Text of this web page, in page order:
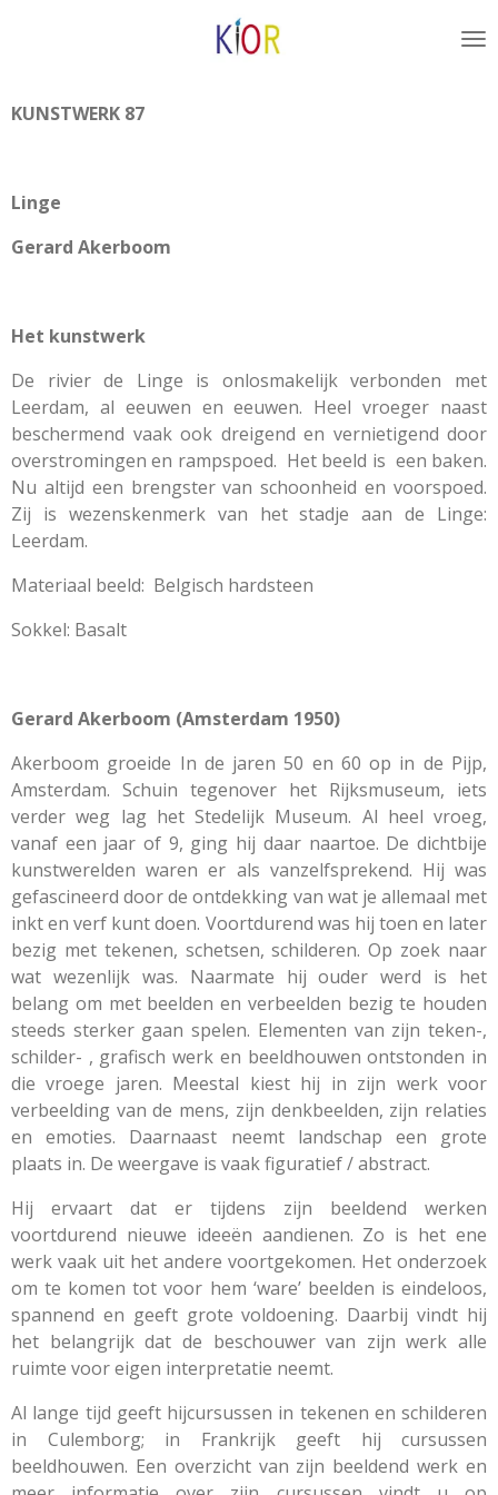
de
KUNSTWERK 87
Linge
Gerard Akerboom
Het kunstwerk
De rivier de Linge is onlosmakelijk verbonden met
Leerdam, al eeuwen en eeuwen. Heel vroeger naast
beschermend vaak ook dreigend en vernietigend door
overstromingen en rampspoed. Het beeld is een baken.
Nu altijd een brengster van schoonheid en voorspoed.
Zij is wezenskenmerk van het stadje aan de Linge:
Leerdam.
Materiaal beeld: Belgisch hardsteen
Sokkel: Basalt
Gerard Akerboom (Amsterdam 1950)
Akerboom groeide In de jaren 50 en 60 op in de Pijp,
Amsterdam. Schuin tegenover het Rijksmuseum, iets
verder weg lag het Stedelijk Museum. Al heel vroeg,
vanaf een jaar of 9, ging hij daar naartoe. De dichtbije
kunstwerelden waren er als vanzelfsprekend. Hij was
gefascineerd door de ontdekking van wat je allemaal met
inkt en verf kunt doen. Voortdurend was hij toen en later
bezig met tekenen, schetsen, schilderen. Op zoek naar
wat wezenlijk was. Naarmate hij ouder werd is het
belang om met beelden en verbeelden bezig te houden
steeds sterker gaan spelen. Elementen van zijn teken-,
schilder- , grafisch werk en beeldhouwen ontstonden in
die vroege jaren. Meestal kiest hij in zijn werk voor
verbeelding van de mens, zijn denkbeelden, zijn relaties
en emoties. Daarnaast neemt landschap een grote
plaats in. De weergave is vaak figuratief / abstract.
Hij ervaart dat er tijdens zijn beeldend werken
voortdurend nieuwe ideeën aandienen. Zo is het ene
werk vaak uit het andere voortgekomen. Het onderzoek
om te komen tot voor hem ‘ware’ beelden is eindeloos,
spannend en geeft grote voldoening. Daarbij vindt hij
het belangrijk dat de beschouwer van zijn werk alle
ruimte voor eigen interpretatie neemt.
Al lange tijd geeft hijcursussen in tekenen en schilderen
in Culemborg; in Frankrijk geeft hij cursussen
beeldhouwen. Een overzicht van zijn beeldend werk en